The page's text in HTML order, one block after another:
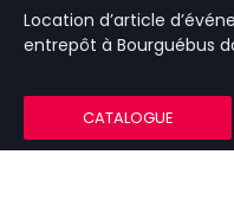
Location d’article
entrepôt à Bourguébus
CATALOGUE